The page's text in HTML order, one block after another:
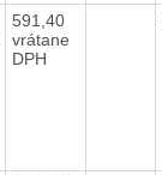
591,40
vrátane
DPH